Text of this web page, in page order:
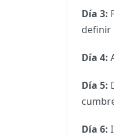
Día 3:
definir
Día 4:
Día 5:
Día 6: